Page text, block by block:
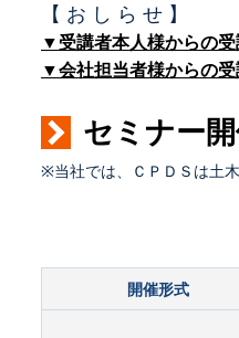
【 お し ら せ 】
▼受講者本人様からの
▼会社担当者様からの
セミナー
※当社では、ＣＰＤＳは土
開催形式